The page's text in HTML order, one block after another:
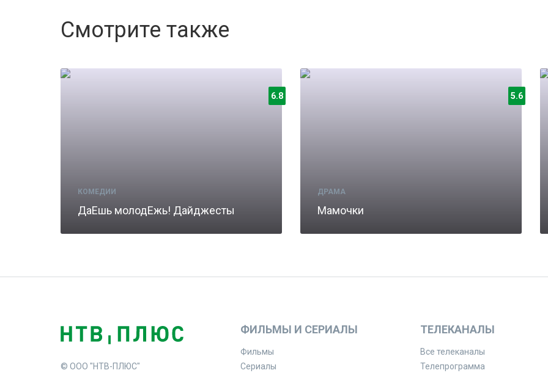
Смотрите также
6.8
КОМЕДИИ
ДаЕшь молодЕжь! Дайджесты
5.6
ДРАМА
Мамочки
© ООО "НТВ-ПЛЮС"
ФИЛЬМЫ И СЕРИАЛЫ
Фильмы
Сериалы
ТЕЛЕКАНАЛЫ
Все телеканалы
Телепрограмма